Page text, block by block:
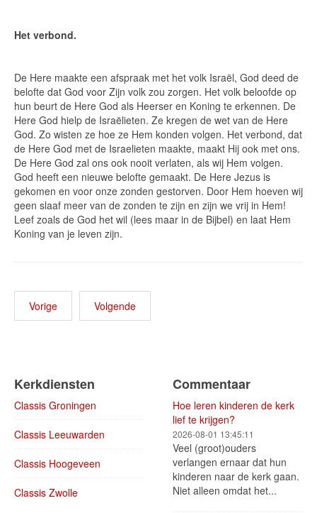
Het verbond.
De Here maakte een afspraak met het volk Israël, God deed de
belofte dat God voor Zijn volk zou zorgen. Het volk beloofde op
hun beurt de Here God als Heerser en Koning te erkennen. De
Here God hielp de Israëlieten. Ze kregen de wet van de Here
God. Zo wisten ze hoe ze Hem konden volgen. Het verbond, dat
de Here God met de Israelieten maakte, maakt Hij ook met ons.
De Here God zal ons ook nooit verlaten, als wij Hem volgen.
God heeft een nieuwe belofte gemaakt. De Here Jezus is
gekomen en voor onze zonden gestorven. Door Hem hoeven wij
geen slaaf meer van de zonden te zijn en zijn we vrij in Hem!
Leef zoals de God het wil (lees maar in de Bijbel) en laat Hem
Koning van je leven zijn.
Vorige Volgende
Kerkdiensten
Classis Groningen
Classis Leeuwarden
Classis Hoogeveen
Classis Zwolle
Commentaar
Hoe leren kinderen de kerk
lief te krijgen?
2026-08-01 13:45:11
Veel (groot)ouders
verlangen ernaar dat hun
kinderen naar de kerk gaan.
Niet alleen omdat het...